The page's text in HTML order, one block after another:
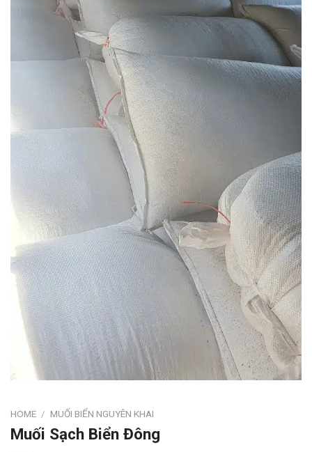
HOME / MUỐI BIỂN NGUYÊN KHAI
Muối Sạch Biển Đông